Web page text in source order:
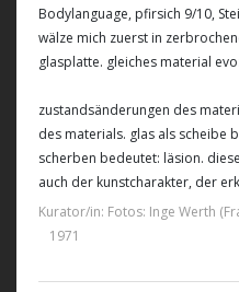
Bodylanguage, pfirsich 9/10,
wälze mich zuerst in
glasplatte. gleiches material
zustandsänderungen des
des materials. glas als scheibe
scherben bedeutet: läsion.
auch der kunstcharakter, der
Kurator/in: Fotos: Inge Werth
1971